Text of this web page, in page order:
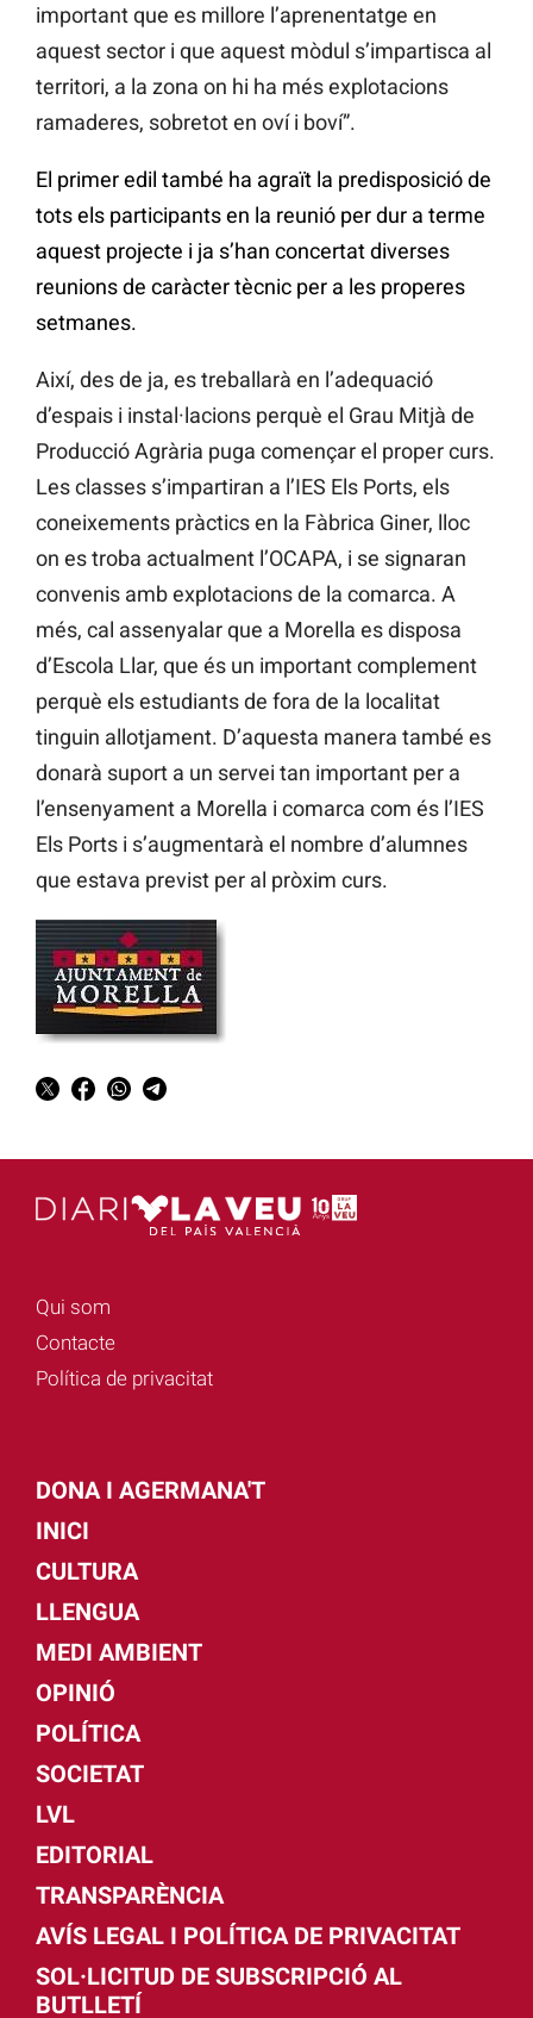
important que es millore l’aprenentatge en
aquest sector i que aquest mòdul s’impartisca al
territori, a la zona on hi ha més explotacions
ramaderes, sobretot en oví i boví”.
El primer edil també ha agraït la predisposició de
tots els participants en la reunió per dur a terme
aquest projecte i ja s’han concertat diverses
reunions de caràcter tècnic per a les properes
setmanes.
Així, des de ja, es treballarà en l’adequació
d’espais i instal·lacions perquè el Grau Mitjà de
Producció Agrària puga començar el proper curs.
Les classes s’impartiran a l’IES Els Ports, els
coneixements pràctics en la Fàbrica Giner, lloc
on es troba actualment l’OCAPA, i se signaran
convenis amb explotacions de la comarca. A
més, cal assenyalar que a Morella es disposa
d’Escola Llar, que és un important complement
perquè els estudiants de fora de la localitat
tinguin allotjament. D’aquesta manera també es
donarà suport a un servei tan important per a
l’ensenyament a Morella i comarca com és l’IES
Els Ports i s’augmentarà el nombre d’alumnes
que estava previst per al pròxim curs.
Qui som
Contacte
Política de privacitat
DONA I AGERMANA'T
INICI
CULTURA
LLENGUA
MEDI AMBIENT
OPINIÓ
POLÍTICA
SOCIETAT
LVL
EDITORIAL
TRANSPARÈNCIA
AVÍS LEGAL I POLÍTICA DE PRIVACITAT
SOL·LICITUD DE SUBSCRIPCIÓ AL
BUTLLETÍ